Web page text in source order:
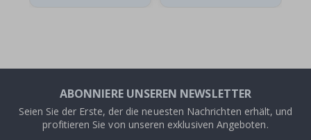
ABONNIERE UNSEREN NEWSLETTER
Seien Sie der Erste, der die neuesten Nachrichten erhält, und
profitieren Sie von unseren exklusiven Angeboten.